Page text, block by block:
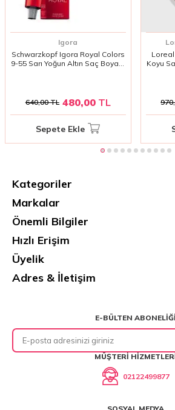
Igora
Schwarzkopf Igora Royal Colors
9-55 Sarı Yoğun Altın Saç Boyası
640,00TL 480,00TL
Sepete Ekle
Koyu
Kategoriler
Markalar
Önemli Bilgiler
Hızlı Erişim
Üyelik
Adres & İletişim
E-BÜLTEN ABONELIĞI
MÜŞTERI
02122499877